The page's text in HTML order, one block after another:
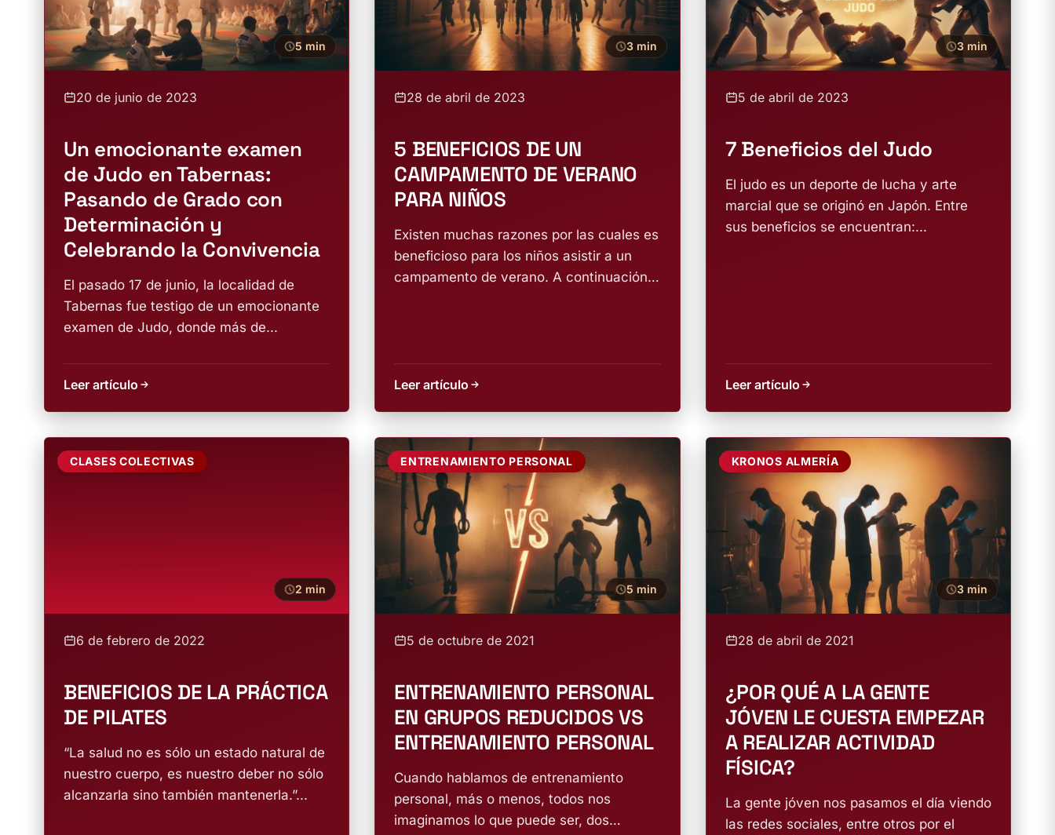
5 min
20 de junio de 2023
Un emocionante examen
de Judo en Tabernas:
Pasando de Grado con
Determinación y
Celebrando la Convivencia
El pasado 17 de junio, la localidad de
Tabernas fue testigo de un emocionante
examen de Judo, donde más de...
Leer artículo
3 min
28 de abril de 2023
5 BENEFICIOS DE UN
CAMPAMENTO DE VERANO
PARA NIÑOS
Existen muchas razones por las cuales es
beneficioso para los niños asistir a un
campamento de verano. A continuación,
Leer artículo
3 min
5 de abril de 2023
7 Beneficios del Judo
El judo es un deporte de lucha y arte
marcial que se originó en Japón. Entre
sus beneficios se encuentran:...
Leer artículo
CLASES COLECTIVAS
2 min
6 de febrero de 2022
BENEFICIOS DE LA PRÁCTICA
DE PILATES
“La salud no es sólo un estado natural de
nuestro cuerpo, es nuestro deber no sólo
alcanzarla sino también mantenerla.”...
ENTRENAMIENTO PERSONAL
5 min
5 de octubre de 2021
ENTRENAMIENTO PERSONAL
EN GRUPOS REDUCIDOS VS
ENTRENAMIENTO PERSONAL
Cuando hablamos de entrenamiento
personal, más o menos, todos nos
imaginamos lo que puede ser, dos
KRONOS ALMERÍA
3 min
28 de abril de 2021
¿POR QUÉ A LA GENTE
JÓVEN LE CUESTA EMPEZAR
A REALIZAR ACTIVIDAD
FÍSICA?
La gente jóven nos pasamos el día viendo
las redes sociales, entre otros por el